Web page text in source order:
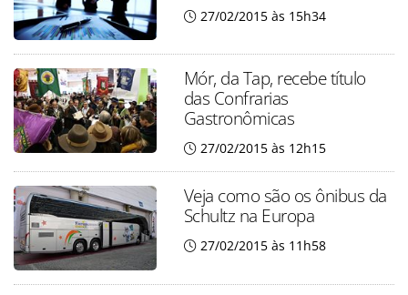
27/02/2015 às 15h34
Mór, da Tap, recebe título
das Confrarias
Gastronômicas
27/02/2015 às 12h15
Veja como são os ônibus da
Schultz na Europa
27/02/2015 às 11h58